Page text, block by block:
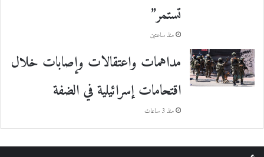
تستمر”
منذ ساعتين
مداهمات واعتقالات وإصابات خلال
اقتحامات إسرائيلية في الضفة
منذ 3 ساعات